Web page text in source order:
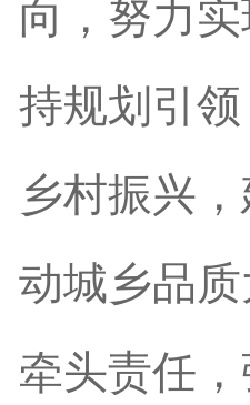
向，努力
持规划引
乡村振兴
动城乡品
牵头责任